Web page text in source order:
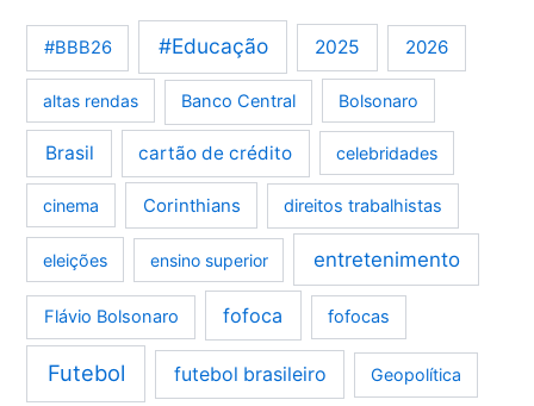
#BBB26 #Educação 2025 2026
altas rendas Banco Central Bolsonaro
Brasil cartão de crédito celebridades
cinema Corinthians direitos trabalhistas
eleições ensino superior entretenimento
Flávio Bolsonaro fofoca fofocas
Futebol futebol brasileiro Geopolítica